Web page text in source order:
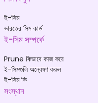
ই-সিম
ভারতের সিম কার্ড
ই-সিম সম্পর্কে
Prune কিভাবে কাজ করে
ই-সিমগুলি অন্বেষণ করুন
ই-সিম কি
সংস্থান